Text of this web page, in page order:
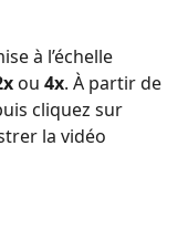
à l’échelle
ou 4x. À partir de
cliquez sur
la vidéo